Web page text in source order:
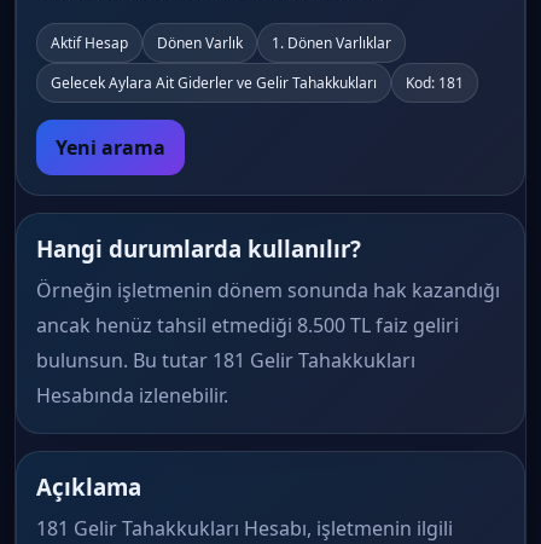
Aktif Hesap Dönen Varlık
1. Dönen Varlıklar
Gelecek Aylara Ait Giderler ve Gelir Tahakkukları
Kod: 181
Yeni arama
Hangi durumlarda kullanılır?
Örneğin işletmenin dönem sonunda hak kazandığı
ancak henüz tahsil etmediği 8.500 TL faiz geliri
bulunsun. Bu tutar 181 Gelir Tahakkukları
Hesabında izlenebilir.
Açıklama
181 Gelir Tahakkukları Hesabı, işletmenin ilgili